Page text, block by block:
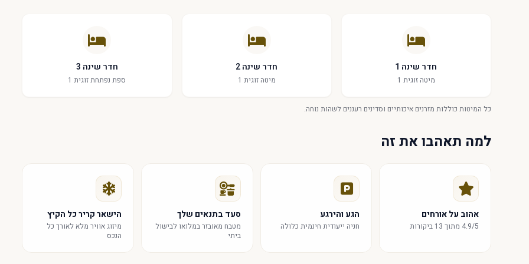
נכס מנוהל באופן מקצועי עם תמיכה טלפונית 24/7 להבטחת סיוע בכל עת שתזדקקו לו.
תפספסו את ההזדמנות לחוות את הטוב שב-Limassol עם התמהיל המושלם של הרפיה וחקירה ממש על סף ביתכם.
חדר שינה 1
מיטה זוגית 1
חדר שינה 2
מיטה זוגית 1
חדר שינה 3
ספת נפתחת זוגית 1
כל המיטות כוללות מזרנים איכותיים וסדינים רעננים לשהות נוחה.
למה תאהבו את זה
אהוב על אורחים
4.9/5 מתוך 13 ביקורות
הגע והירגע
חניה ייעודית חינמית כלולה
סעד בתנאים שלך
מטבח מאובזר במלואו לבישול
ביתי
הישאר קריר כל הקיץ
מיזוג אוויר מלא לאורך כל
הנכס